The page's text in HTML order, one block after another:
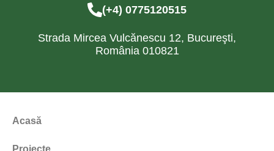
(+4) 0775120515
Strada Mircea Vulcănescu 12, Bucureşti,
România 010821
Acasă